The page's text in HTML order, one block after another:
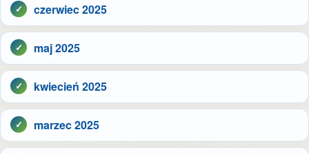
czerwiec 2025
maj 2025
kwiecień 2025
marzec 2025